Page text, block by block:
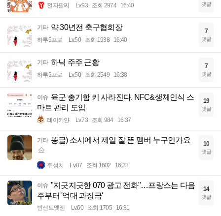
전자팔찌 Lv.93 조회 2974 16:40 댓글
기타 약 30년전 축구협회장
하루5프로 Lv.50 조회 1938 16:40
7
댓글
기타 하닉 주주 근황
하루5프로 Lv.50 조회 2549 16:38
7
댓글
이슈 육군 총기함 키 사라진다. NFC&생체인식 스
마트 관리 도입
레이키얀 Lv.73 조회 984 16:37
19
댓글
기타 똥글) 소시에서 제일 잘 뜬 멤버 누구인가요
주성치 Lv.87 조회 1602 16:33
10
댓글
이슈 "지긋지긋한 070 광고 전화"…프랑스는 다음
주부터 '억대 과징금'
빈센트멧젠 Lv.60 조회 1705 16:31
14
댓글